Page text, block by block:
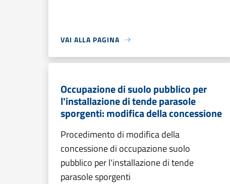
VAI ALLA PAGINA
Occupazione di suolo pubblico per
l'installazione di tende parasole
sporgenti: modifica della concessione
Procedimento di modifica della
concessione di occupazione suolo
pubblico per l'installazione di tende
parasole sporgenti